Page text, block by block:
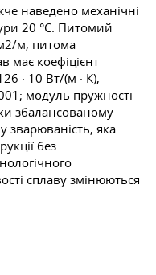
наведено механічні
20 °C. Питомий
м, питома
має коефіцієнт
· 10 Вт/(м · К),
модуль пружності
збалансованому
зварюваність, яка
без
сплаву змінюються